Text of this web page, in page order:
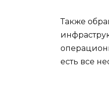
Также
есть все